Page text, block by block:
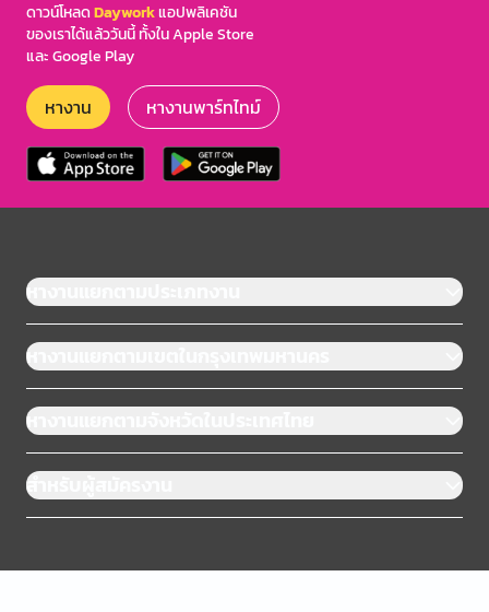
ดาวน์โหลดDayworkแอปพลิเคชัน
ของเราได้แล้ววันนี้ ทั้งใน Apple Store
และ Google Play
หางาน หางานพาร์ทไทม์
หางานแยกตามประเภทงาน
หางานแยกตามเขตในกรุงเทพมหานคร
หางานแยกตามจังหวัดในประเทศไทย
สำหรับผู้สมัครงาน